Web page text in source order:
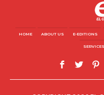
HOME ABOUT US E-EDITIONS
SERVICES